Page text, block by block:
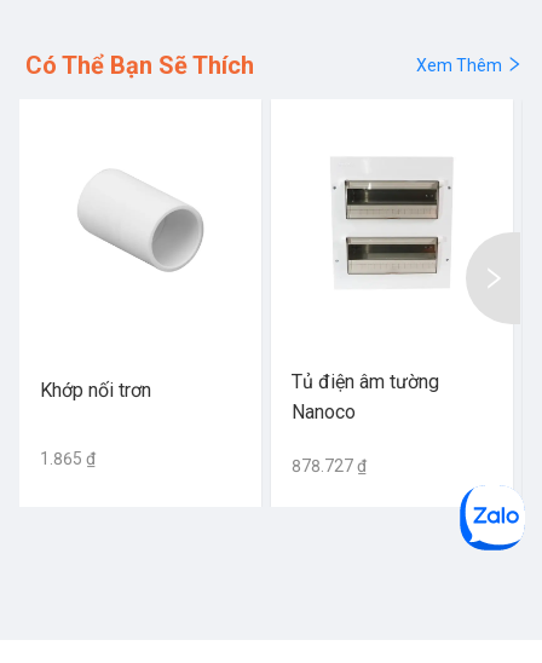
Có Thể Bạn Sẽ Thích Xem Thêm
Khớp nối trơn
1.865 ₫
Tủ điện âm tường
Nanoco
878.727 ₫